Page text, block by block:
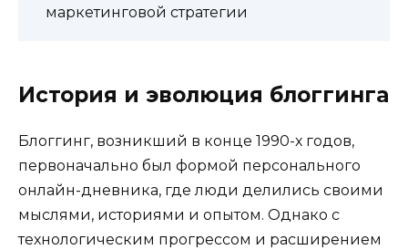
маркетинговой стратегии
История и эволюция блоггинга
Блоггинг, возникший в конце 1990-х годов,
первоначально был формой персонального
онлайн-дневника, где люди делились своими
мыслями, историями и опытом. Однако с
технологическим прогрессом и расширением